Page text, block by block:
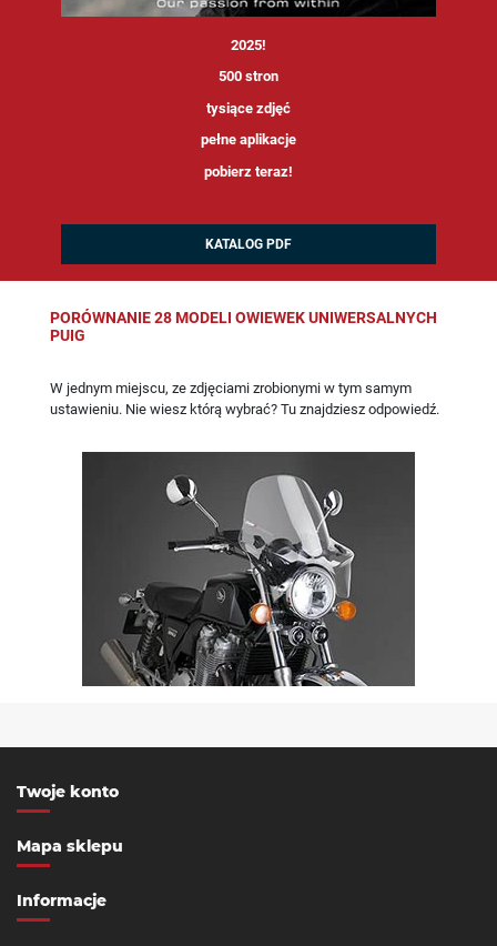
2025!
500 stron
tysiące zdjęć
pełne aplikacje
pobierz teraz!
KATALOG PDF
PORÓWNANIE 28 MODELI OWIEWEK UNIWERSALNYCH
PUIG
W jednym miejscu, ze zdjęciami zrobionymi w tym samym
ustawieniu. Nie wiesz którą wybrać? Tu znajdziesz odpowiedź.
Twoje konto
Mapa sklepu
Informacje